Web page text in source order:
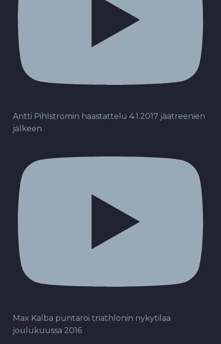
Antti Pihlströmin haastattelu 4.1.2017 jäätreenien
jälkeen
Max Kalba puntaroi triathlonin nykytilaa
joulukuussa 2016